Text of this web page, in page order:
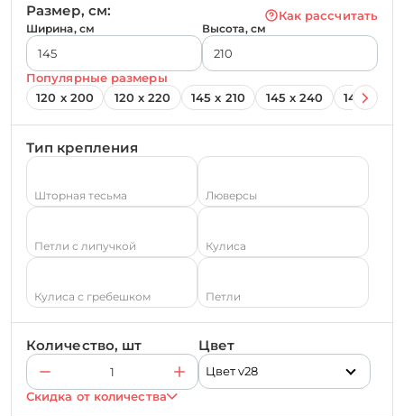
Размер, см: Как рассчитать
Ширина, см Высота, см
Популярные размеры
120 х 200
120 х 220 145 х 210 145 х 240 145 х 260
Тип крепления
Шторная тесьма Люверсы
Петли с липучкой Кулиса
Кулиса с гребешком Петли
Количество, шт Цвет
Цвет v28
Скидка от количества